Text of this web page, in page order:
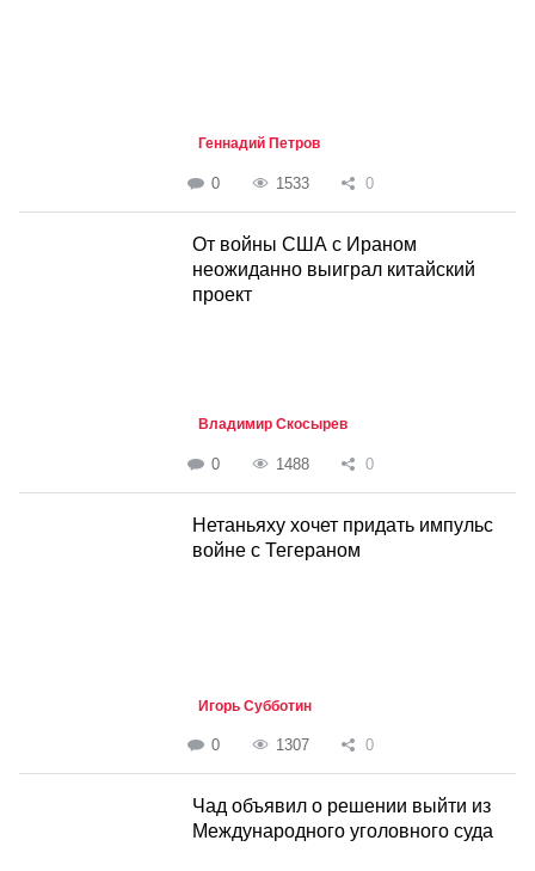
Геннадий Петров
0 1533 0
От войны США с Ираном
неожиданно выиграл китайский
проект
Владимир Скосырев
0 1488 0
Нетаньяху хочет придать импульс
войне с Тегераном
Игорь Субботин
0 1307 0
Чад объявил о решении выйти из
Международного уголовного суда